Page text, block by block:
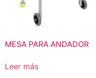
MESA PARA ANDADOR
Leer más